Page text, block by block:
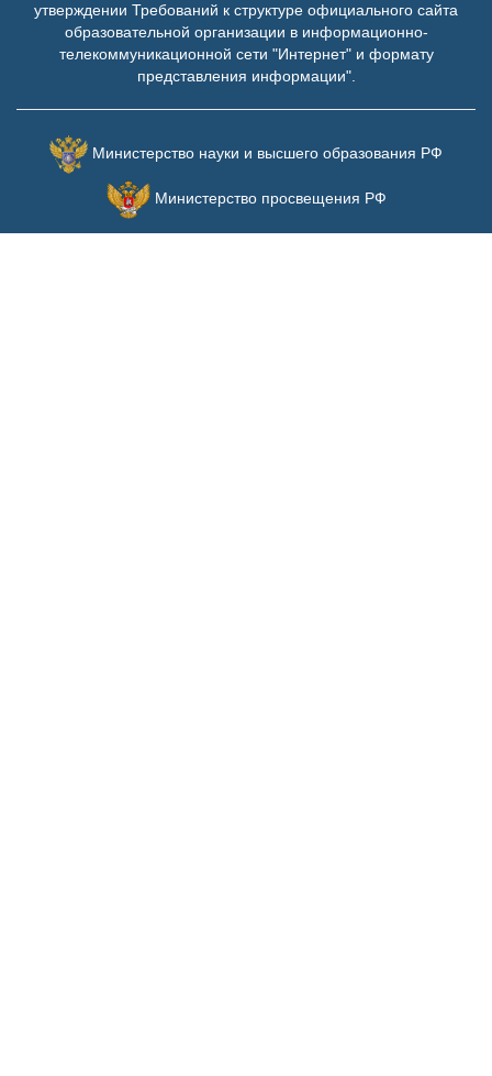
утверждении Требований к структуре официального сайта
образовательной организации в информационно-
телекоммуникационной сети "Интернет" и формату
представления информации".
Министерство науки и высшего образования РФ
Министерство просвещения РФ